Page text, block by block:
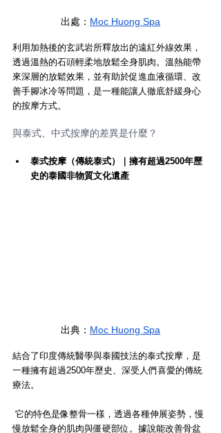
出處： Moc Huong Spa
利用加熱後的玄武岩所釋放出的遠紅外線效果，
透過溫熱的石頭輕柔地放鬆全身肌肉。溫熱能帶
來深層的放鬆效果，並有助於促進血液循環、改
善手腳冰冷等問題，是一種能讓人徹底舒緩身心
的按摩方式。
與泰式、中式按摩的差異是什麼？
泰式按摩（傳統泰式）｜擁有超過2500年歷
史的泰國非物質文化遺產
出典： Moc Huong Spa
結合了印度傳統醫學與泰國技法的泰式按摩，是
一種擁有超過2500年歷史、深受人們喜愛的傳統
療法。
慢放鬆全身的肌肉與僵硬部位。據說能改善骨盆